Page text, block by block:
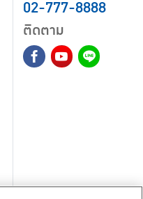
02-777-8888
ติดตาม